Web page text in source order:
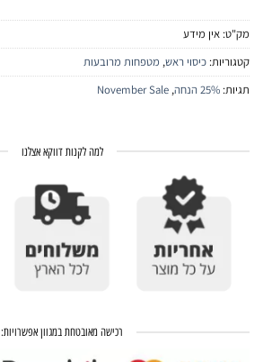
מק"ט: אין מידע
קטגוריות: כיסוי ראש, מטפחות מרובעות
תגיות: 25% הנחה ,
November Sale
למה לקנות דווקא אצלנו
רכישה מאובטחת במגוון אפשרויות: